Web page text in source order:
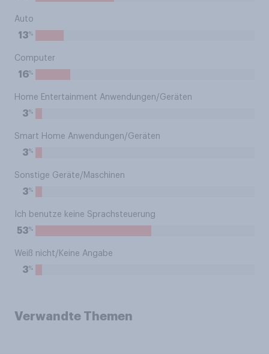
Auto
13%
Computer
16%
Home Entertainment Anwendungen/Geräten
3%
Smart Home Anwendungen/Geräten
3%
Sonstige Geräte/Maschinen
3%
Ich benutze keine Sprachsteuerung
53%
Weiß nicht/Keine Angabe
3%
Verwandte Themen